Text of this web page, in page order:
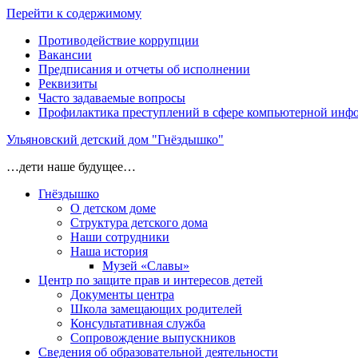
Перейти к содержимому
Противодействие коррупции
Вакансии
Предписания и отчеты об исполнении
Реквизиты
Часто задаваемые вопросы
Профилактика преступлений в сфере компьютерной
Ульяновский детский дом "Гнёздышко"
…дети наше будущее…
Гнёздышко
О детском доме
Структура детского дома
Наши сотрудники
Наша история
Музей «Славы»
Центр по защите прав и интересов детей
Документы центра
Школа замещающих родителей
Консультативная служба
Сопровождение выпускников
Сведения об образовательной деятельности